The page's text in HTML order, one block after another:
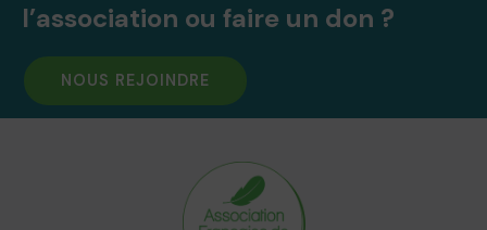
l’association ou faire un don ?
NOUS REJOINDRE